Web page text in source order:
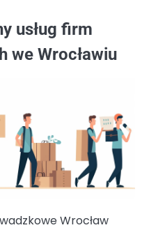
usług firm
we Wrocławiu
Wrocław